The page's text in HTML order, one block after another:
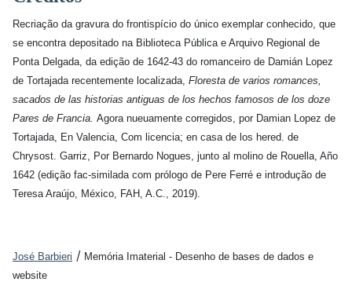
Recriação da gravura do frontispício do único exemplar conhecido, que
se encontra depositado na Biblioteca Pública e Arquivo Regional de
Ponta Delgada, da edição de 1642-43 do romanceiro de Damián Lopez
de Tortajada recentemente localizada, Floresta de varios romances,
sacados de las historias antiguas de los hechos famosos de los doze
Pares de Francia. Agora nueuamente corregidos, por Damian Lopez de
Tortajada, En Valencia, Com licencia; en casa de los hered. de
Chrysost. Garriz, Por Bernardo Nogues, junto al molino de Rouella, Año
1642 (edição fac-similada com prólogo de Pere Ferré e introdução de
Teresa Araújo, México, FAH, A.C., 2019).
José Barbieri / Memória Imaterial - Desenho de bases de dados e
website